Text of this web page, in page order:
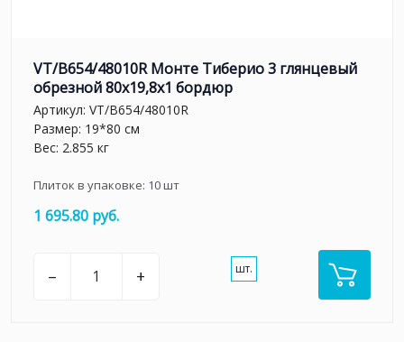
VT/B654/48010R Монте Тиберио 3 глянцевый
обрезной 80x19,8x1 бордюр
Артикул: VT/B654/48010R
Размер: 19*80 см
Вес: 2.855 кг
Плиток в упаковке: 10шт
1 695.80 руб.
– + шт.